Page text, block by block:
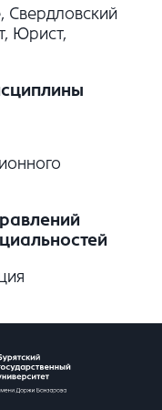
Юрист,